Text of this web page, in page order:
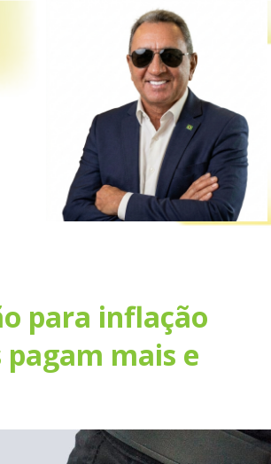
para inflação
mais e